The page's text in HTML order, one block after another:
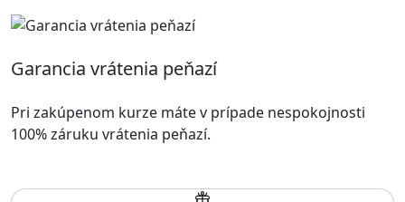
Garancia vrátenia peňazí
Pri zakúpenom kurze máte v prípade nespokojnosti
100% záruku vrátenia peňazí.